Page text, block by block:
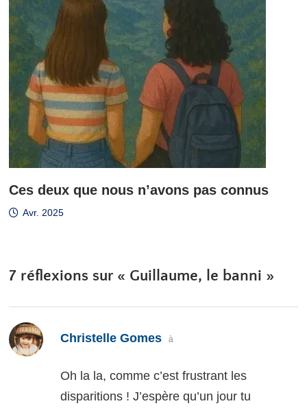
Ces deux que nous n’avons pas connus
Avr. 2025
7 réflexions sur « Guillaume, le banni »
Christelle Gomes dit :
à
Oh la la, comme c’est frustrant les
disparitions ! J’espère qu’un jour tu